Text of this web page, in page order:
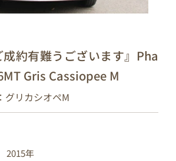
成約有難うございます』Pha
Gris Cassiopee M
グリカシオペM
2015年